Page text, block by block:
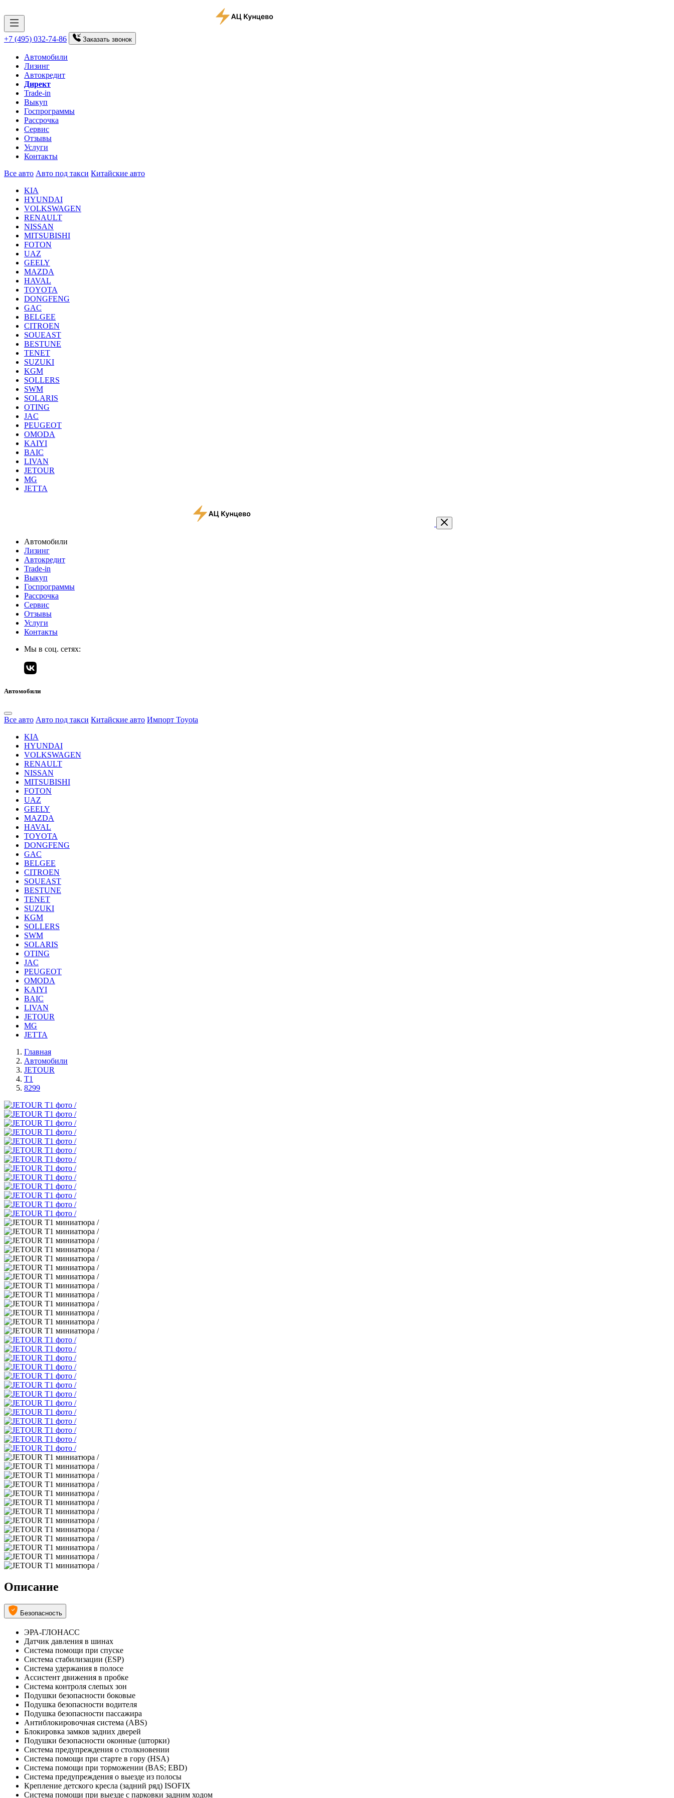
+7 (495) 032-74-86 Заказать звонок
Автомобили
Лизинг
Автокредит
Директ
Trade-in
Выкуп
Госпрограммы
Рассрочка
Сервис
Отзывы
Услуги
Контакты
Все авто Авто под такси Китайские авто
KIA
HYUNDAI
VOLKSWAGEN
RENAULT
NISSAN
MITSUBISHI
FOTON
UAZ
GEELY
MAZDA
HAVAL
TOYOTA
DONGFENG
GAC
BELGEE
CITROEN
SOUEAST
BESTUNE
TENET
SUZUKI
KGM
SOLLERS
SWM
SOLARIS
OTING
JAC
PEUGEOT
OMODA
KAIYI
BAIC
LIVAN
JETOUR
MG
JETTA
Автомобили
Лизинг
Автокредит
Trade-in
Выкуп
Госпрограммы
Рассрочка
Сервис
Отзывы
Услуги
Контакты
Мы в соц. сетях:
Автомобили
Все авто Авто под такси Китайские авто Импорт Toyota
KIA
HYUNDAI
VOLKSWAGEN
RENAULT
NISSAN
MITSUBISHI
FOTON
UAZ
GEELY
MAZDA
HAVAL
TOYOTA
DONGFENG
GAC
BELGEE
CITROEN
SOUEAST
BESTUNE
TENET
SUZUKI
KGM
SOLLERS
SWM
SOLARIS
OTING
JAC
PEUGEOT
OMODA
KAIYI
BAIC
LIVAN
JETOUR
MG
JETTA
Главная
Автомобили
JETOUR
T1
8299
Описание
Безопасность
ЭРА-ГЛОНАСС
Датчик давления в шинах
Система помощи при спуске
Система стабилизации (ESP)
Система удержания в полосе
Ассистент движения в пробке
Система контроля слепых зон
Подушки безопасности боковые
Подушка безопасности водителя
Подушка безопасности пассажира
Антиблокировочная система (ABS)
Блокировка замков задних дверей
Подушки безопасности оконные (шторки)
Система предупреждения о столкновении
Система помощи при старте в гору (HSA)
Система помощи при торможении (BAS; EBD)
Система предупреждения о выезде из полосы
Крепление детского кресла (задний ряд) ISOFIX
Система помощи при выезде с парковки задним ходом